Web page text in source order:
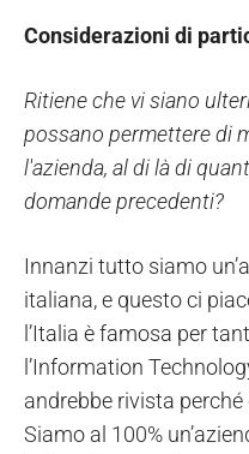
Considerazioni di
Ritiene che vi siano
possano permettere di
l'azienda, al di là di
domande precedenti?
Innanzi tutto siamo
italiana, e questo ci
l’Italia è famosa per
l’Information
andrebbe rivista perché
Siamo al 100%